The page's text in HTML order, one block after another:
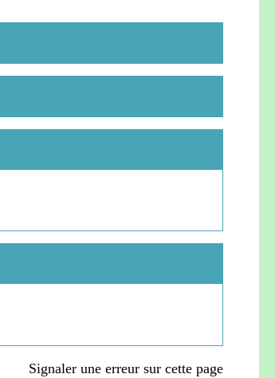
Signaler une erreur sur cette page